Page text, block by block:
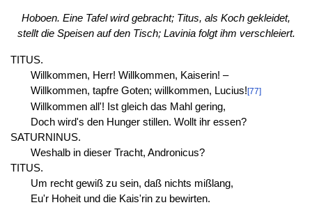
Hoboen. Eine Tafel wird gebracht; Titus, als Koch gekleidet,
stellt die Speisen auf den Tisch; Lavinia folgt ihm verschleiert.
TITUS.
Willkommen, Herr! Willkommen, Kaiserin! –
Willkommen, tapfre Goten; willkommen, Lucius![77]
Willkommen all'! Ist gleich das Mahl gering,
Doch wird's den Hunger stillen. Wollt ihr essen?
SATURNINUS.
Weshalb in dieser Tracht, Andronicus?
TITUS.
Um recht gewiß zu sein, daß nichts mißlang,
Eu'r Hoheit und die Kais'rin zu bewirten.